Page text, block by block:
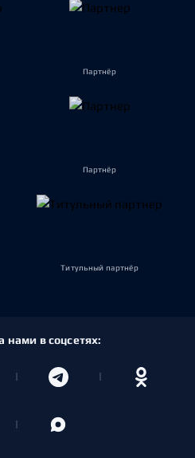
Партнёр
Партнёр
Титульный партнёр
нами в соцсетях: